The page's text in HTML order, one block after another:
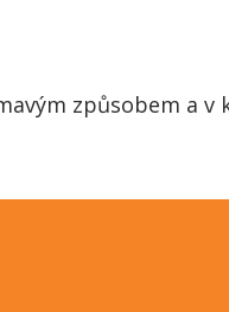
způsobem a v